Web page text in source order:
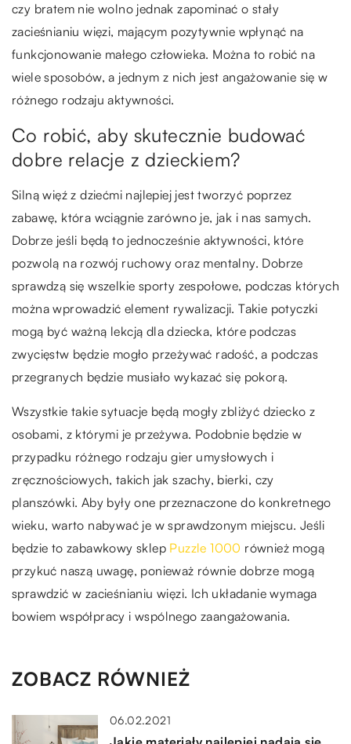
czy bratem nie wolno jednak zapominać o stały
zacieśnianiu więzi, mającym pozytywnie wpłynąć na
funkcjonowanie małego człowieka. Można to robić na
wiele sposobów, a jednym z nich jest angażowanie się w
różnego rodzaju aktywności.
Co robić, aby skutecznie budować
dobre relacje z dzieckiem?
Silną więź z dziećmi najlepiej jest tworzyć poprzez
zabawę, która wciągnie zarówno je, jak i nas samych.
Dobrze jeśli będą to jednocześnie aktywności, które
pozwolą na rozwój ruchowy oraz mentalny. Dobrze
sprawdzą się wszelkie sporty zespołowe, podczas których
można wprowadzić element rywalizacji. Takie potyczki
mogą być ważną lekcją dla dziecka, które podczas
zwycięstw będzie mogło przeżywać radość, a podczas
przegranych będzie musiało wykazać się pokorą.
Wszystkie takie sytuacje będą mogły zbliżyć dziecko z
osobami, z którymi je przeżywa. Podobnie będzie w
przypadku różnego rodzaju gier umysłowych i
zręcznościowych, takich jak szachy, bierki, czy
planszówki. Aby były one przeznaczone do konkretnego
wieku, warto nabywać je w sprawdzonym miejscu. Jeśli
będzie to zabawkowy sklep Puzzle 1000 również mogą
przykuć naszą uwagę, ponieważ równie dobrze mogą
sprawdzić w zacieśnianiu więzi. Ich układanie wymaga
bowiem współpracy i wspólnego zaangażowania.
ZOBACZ RÓWNIEŻ
06.02.2021